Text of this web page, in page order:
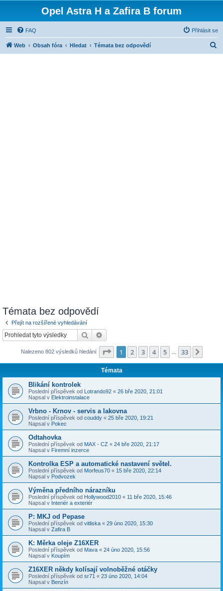
Opel Astra H a Zafira B forum
FAQ Přihlásit se
Web Obsah fóra Hledat Témata bez odpovědí
Témata bez odpovědí
Přejít na rozšířené vyhledávání
Hledat
Nalezeno 802 výsledků hledání Stránka z 33
1 2 3 4 5 33
Témata
Blikání kontrolek
Poslední příspěvek od Lotrando92 « 26 bře 2020, 21:01
Napsal v Elektroinstalace
Vrbno - Krnov - servis a lakovna
Poslední příspěvek od couddy « 25 bře 2020, 19:21
Napsal v Pokec
Odtahovka
Poslední příspěvek od MAX - CZ « 24 bře 2020, 21:17
Napsal v Firemní inzerce
Kontrolka ESP a automatické nastavení světel.
Poslední příspěvek od Morfeus70 « 15 bře 2020, 22:14
Napsal v Podvozek
Výměna předního nárazníku
Poslední příspěvek od Hollywood2010 « 11 bře 2020, 15:46
Napsal v Interiér a exteriér
P: MKJ od Pepase
Poslední příspěvek od vitliska « 29 úno 2020, 15:30
Napsal v Zafira B
K: Měrka oleje Z16XER
Poslední příspěvek od Mava « 24 úno 2020, 15:56
Napsal v Koupím
Z16XER někdy kolísají volnoběžné otáčky
Poslední příspěvek od sr71 « 23 úno 2020, 14:04
Napsal v Benzín